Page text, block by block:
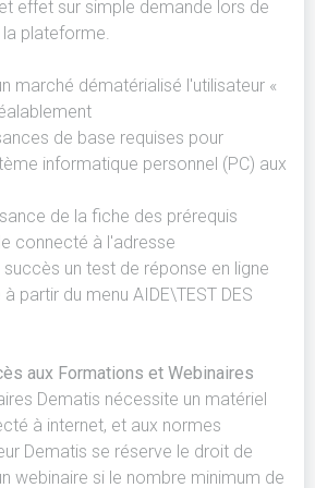
effet sur simple demande lors de
plateforme.
marché dématérialisé l'utilisateur «
de base requises pour
informatique personnel (PC) aux
de la fiche des prérequis
connecté à l'adresse
un test de réponse en ligne
partir du menu AIDE\TEST DES
aux Formations et Webinaires
Dematis nécessite un matériel
à internet, et aux normes
Dematis se réserve le droit de
webinaire si le nombre minimum de